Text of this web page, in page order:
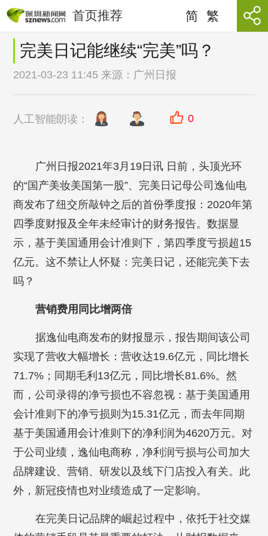
首页推荐 简 繁
完美日记能继续“完美”吗？
2021-03-23 11:45 来源： 广州日报
人工智能朗读： 0
广州日报2021年3月19日讯 日前，头顶光环
的“国产美妆美国第一股”、完美日记母公司逸仙电
商发布了纽交所敲钟之后的首份季度报：2020年第
四季度财报及全年未经审计的财务报告。数据显
示，基于美国通用会计准则下，第四季度亏损超15
亿元。这不禁让人怀疑：完美日记，还能完美下去
吗？
营销费用同比增两倍
据逸仙电商发布的财报显示，报告期间该公司
实现了营收大幅增长：营收达19.6亿元，同比增长
71.7%；同期毛利13亿元，同比增长81.6%。然
而，公司录得的净亏损也不容忽视：基于美国通用
会计准则下的净亏损则为15.31亿元，而去年同期
基于美国通用会计准则下的净利润为4620万元。对
于公司业绩，逸仙电商称，净利润亏损与公司加大
品牌建设、营销、研发以及线下门店投入有关。此
外，新冠疫情也对业绩造成了一定影响。
在完美日记品牌的崛起过程中，依托于社交媒